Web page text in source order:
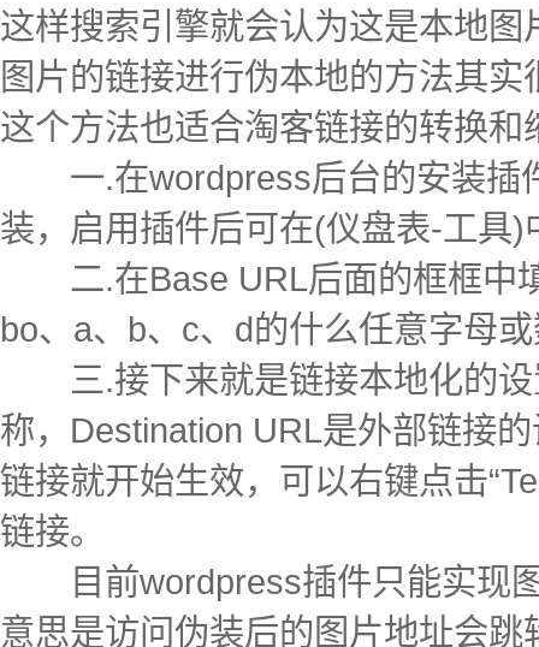
这样搜索引擎就会认为这是本地
图片的链接进行伪本地的方法其
这个方法也适合淘客链接的转换和
一.在wordpress后台的安装插件
装，启用插件后可在(仪盘表-工具
二.在Base URL后面的框框中
bo、a、b、c、d的什么任意字母
三.接下来就是链接本地化的设
称，Destination URL是外部链接
链接就开始生效，可以右键点击
链接。
目前wordpress插件只能实现图
意思是访问伪装后的图片地址会